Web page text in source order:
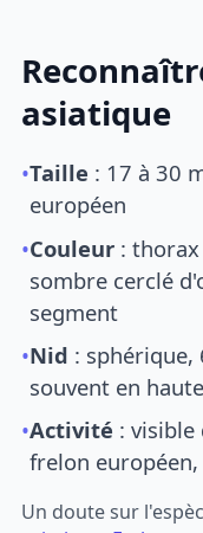
asiatique
•Taille : 17 à 30
européen
•Couleur :
sombre cerclé
segment
•Nid : sphérique,
souvent en
•Activité :
frelon
Un doute sur